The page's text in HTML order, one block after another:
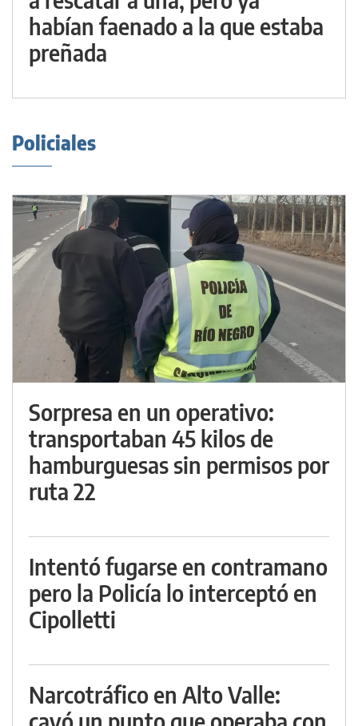
habían faenado a la que estaba
preñada
Policiales
Sorpresa en un operativo:
transportaban 45 kilos de
hamburguesas sin permisos por
ruta 22
Intentó fugarse en contramano
pero la Policía lo interceptó en
Cipolletti
Narcotráfico en Alto Valle: